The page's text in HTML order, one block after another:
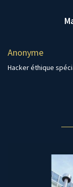
Anonyme
Hacker éthique